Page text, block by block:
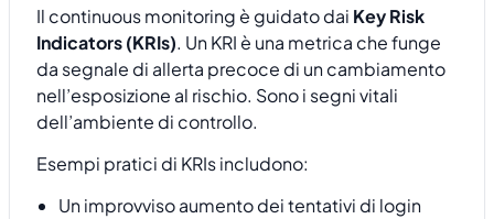
Il continuous monitoring è guidato dai Key Risk
Indicators (KRIs). Un KRI è una metrica che funge
da segnale di allerta precoce di un cambiamento
nell’esposizione al rischio. Sono i segni vitali
dell’ambiente di controllo.
Esempi pratici di KRIs includono:
Un improvviso aumento dei tentativi di login